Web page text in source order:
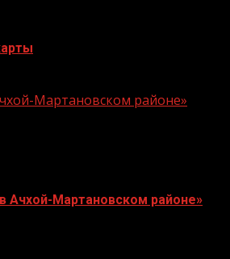
Мартановском районе»
Ачхой-Мартановском районе»